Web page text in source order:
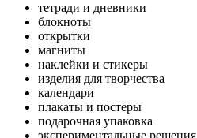
тетради и дневники
блокноты
открытки
магниты
наклейки и стикеры
изделия для творчества
календари
плакаты и постеры
подарочная упаковка
экспериментальные решения